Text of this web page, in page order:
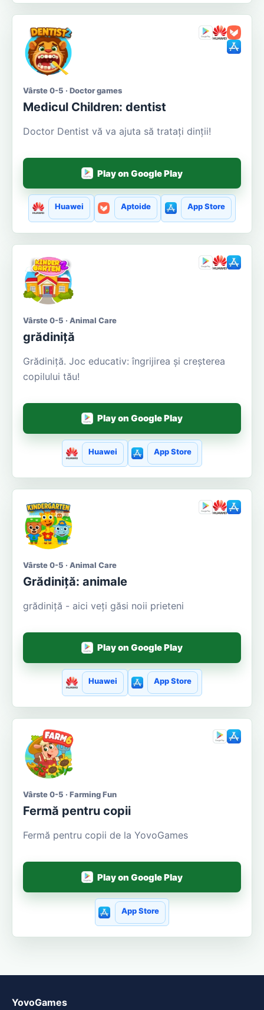
Vârste 0-5 · Doctor games
Medicul Сhildren: dentist
Doctor Dentist vă va ajuta să tratați dinții!
Play on Google Play
Huawei Aptoide App Store
Vârste 0-5 · Animal Care
grădiniță
Grădiniţă. Joc educativ: îngrijirea și creșterea
copilului tău!
Play on Google Play
Huawei App Store
Vârste 0-5 · Animal Care
Grădiniță: animale
grădiniță - aici veți găsi noii prieteni
Play on Google Play
Huawei App Store
Vârste 0-5 · Farming Fun
Fermă pentru copii
Fermă pentru copii de la YovoGames
Play on Google Play
App Store
YovoGames